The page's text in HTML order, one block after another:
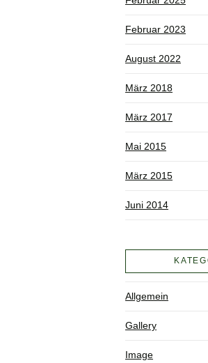
Februar 2023
August 2022
März 2018
März 2017
Mai 2015
März 2015
Juni 2014
Allgemein
Gallery
Image